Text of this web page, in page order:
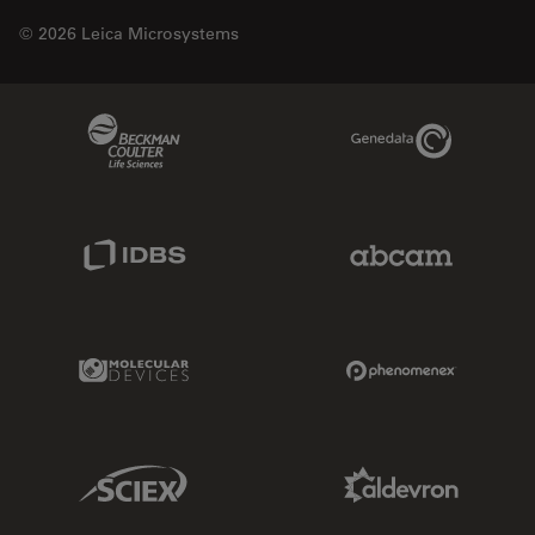
© 2026 Leica Microsystems
Genedata Link
Molecular Devices Link
Sciex Link